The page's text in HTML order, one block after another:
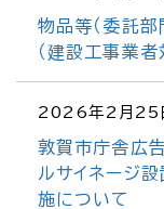
物品等（委託
（建設工事業者
2026年2月25
敦賀市庁舎広
ルサイネージ
施について